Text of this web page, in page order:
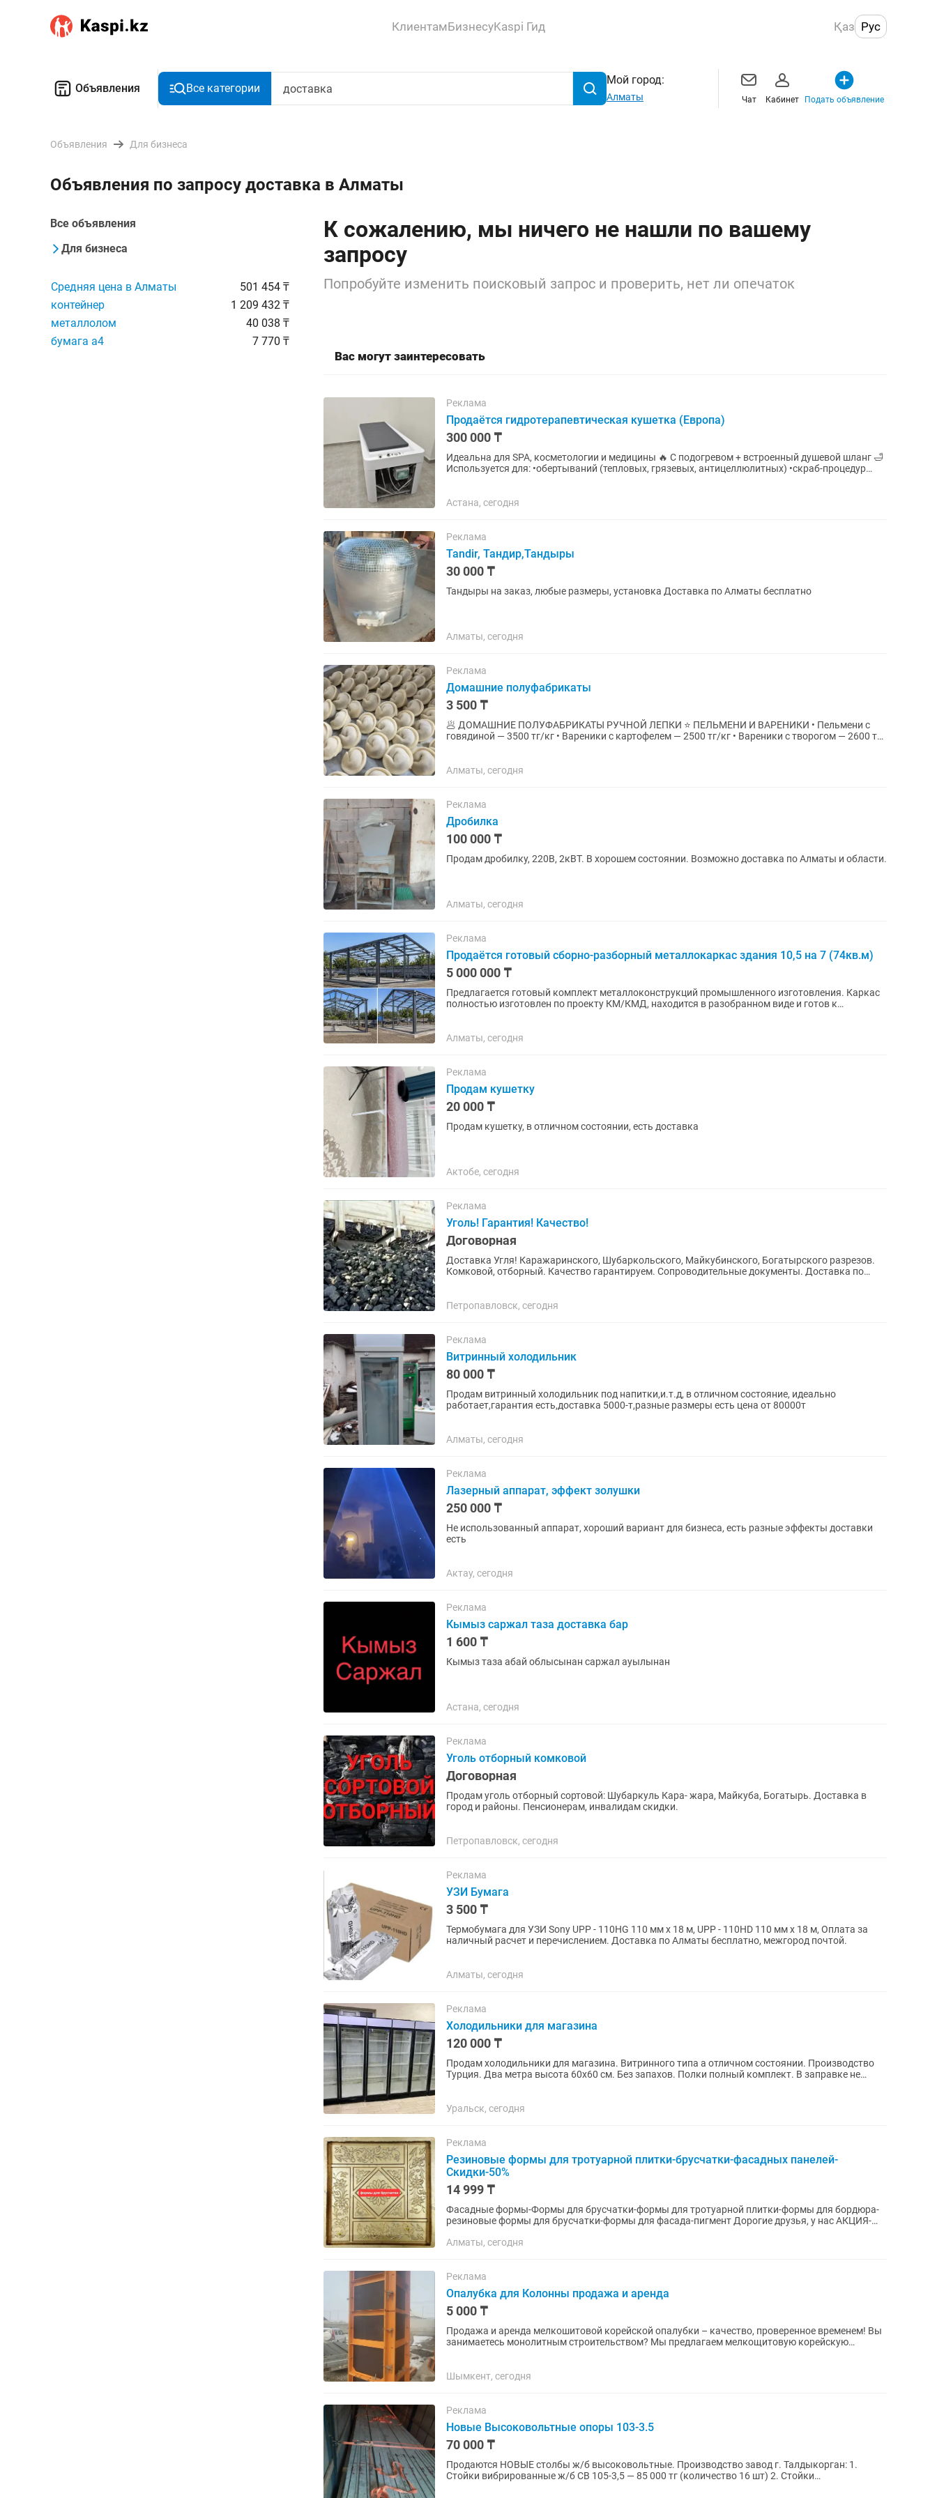
КлиентамБизнесуKaspi Гид Қаз Рус
Объявления Все категории
Мой город:
Алматы Чат Кабинет Подать объявление
Объявления Для бизнеса
Объявления по запросу доставка в Алматы
Все объявления
Для бизнеса
Средняя цена в Алматы
501 454 ₸
контейнер
1 209 432 ₸
металлолом
40 038 ₸
бумага а4
7 770 ₸
К сожалению, мы ничего не нашли по вашему
запросу
Попробуйте изменить поисковый запрос и проверить, нет ли опечаток
Вас могут заинтересовать
Реклама
Продаётся гидротерапевтическая кушетка (Европа)
300 000 ₸
Идеальна для SPA, косметологии и медицины 🔥 С подогревом + встроенный душевой шланг 🛁
Используется для: •обертываний (тепловых, грязевых, антицеллюлитных) •скраб-процедур
Астана, сегодня
Реклама
Tandir, Тандир,Тандыры
30 000 ₸
Тандыры на заказ, любые размеры, установка Доставка по Алматы бесплатно
Алматы, сегодня
Реклама
Домашние полуфабрикаты
3 500 ₸
🥟 ДОМАШНИЕ ПОЛУФАБРИКАТЫ РУЧНОЙ ЛЕПКИ ⭐ ПЕЛЬМЕНИ И ВАРЕНИКИ • Пельмени с
говядиной — 3500 тг/кг • Вареники с картофелем — 2500 тг/кг • Вареники с творогом — 2600 тг/
Алматы, сегодня
Реклама
Дробилка
100 000 ₸
Продам дробилку, 220В, 2кВТ. В хорошем состоянии. Возможно доставка по Алматы и области.
Алматы, сегодня
Реклама
Продаётся готовый сборно-разборный металлокаркас здания 10,5 на 7 (74кв.м)
5 000 000 ₸
Предлагается готовый комплект металлоконструкций промышленного изготовления. Каркас
полностью изготовлен по проекту КМ/КМД, находится в разобранном виде и готов к
Алматы, сегодня
Реклама
Продам кушетку
20 000 ₸
Продам кушетку, в отличном состоянии, есть доставка
Актобе, сегодня
Реклама
Уголь! Гарантия! Качество!
Договорная
Доставка Угля! Каражаринского, Шубаркольского, Майкубинского, Богатырского разрезов.
Комковой, отборный. Качество гарантируем. Сопроводительные документы. Доставка по
Петропавловск, сегодня
Реклама
Витринный холодильник
80 000 ₸
Продам витринный холодильник под напитки,и.т.д, в отличном состояние, идеально
работает,гарантия есть,доставка 5000-т,разные размеры есть цена от 80000т
Алматы, сегодня
Реклама
Лазерный аппарат, эффект золушки
250 000 ₸
Не использованный аппарат, хороший вариант для бизнеса, есть разные эффекты доставки
есть
Актау, сегодня
Реклама
Кымыз саржал таза доставка бар
1 600 ₸
Кымыз таза абай облысынан саржал ауылынан
Астана, сегодня
Реклама
Уголь отборный комковой
Договорная
Продам уголь отборный сортовой: Шубаркуль Кара- жара, Майкуба, Богатырь. Доставка в
город и районы. Пенсионерам, инвалидам скидки.
Петропавловск, сегодня
Реклама
УЗИ Бумага
3 500 ₸
Термобумага для УЗИ Sony UPP - 110HG 110 мм х 18 м, UPP - 110HD 110 мм x 18 м, Оплата за
наличный расчет и перечислением. Доставка по Алматы бесплатно, межгород почтой.
Алматы, сегодня
Реклама
Холодильники для магазина
120 000 ₸
Продам холодильники для магазина. Витринного типа а отличном состоянии. Производство
Турция. Два метра высота 60х60 см. Без запахов. Полки полный комплект. В заправке не
Уральск, сегодня
Реклама
Резиновые формы для тротуарной плитки-брусчатки-фасадных панелей-
Скидки-50%
14 999 ₸
Фасадные формы-Формы для брусчатки-формы для тротуарной плитки-формы для бордюра-
резиновые формы для брусчатки-формы для фасада-пигмент Дорогие друзья, у нас АКЦИЯ-
Алматы, сегодня
Реклама
Опалубка для Колонны продажа и аренда
5 000 ₸
Продажа и аренда мелкошитовой корейской опалубки – качество, проверенное временем! Вы
занимаетесь монолитным строительством? Мы предлагаем мелкощитовую корейскую
Шымкент, сегодня
Реклама
Новые Высоковольтные опоры 103-3.5
70 000 ₸
Продаются НОВЫЕ столбы ж/б высоковольтные. Производство завод г. Талдыкорган: 1.
Стойки вибрированные ж/б СВ 105-3,5 — 85 000 тг (количество 16 шт) 2. Стойки